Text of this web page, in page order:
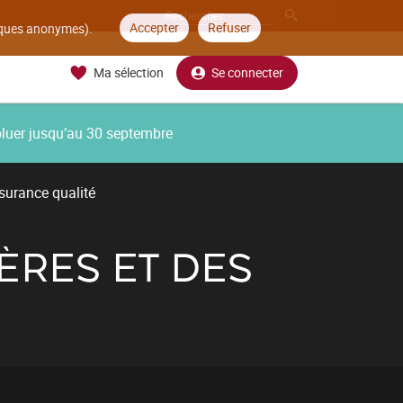
anonymes). Accepter Refuser
Ma sélection Se connecter
jusqu’au 30 septembre
qualité
ET DES